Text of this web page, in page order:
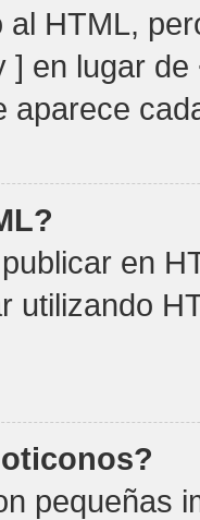
al HTML,
] en lugar
aparece
en
utilizando
pequeñas